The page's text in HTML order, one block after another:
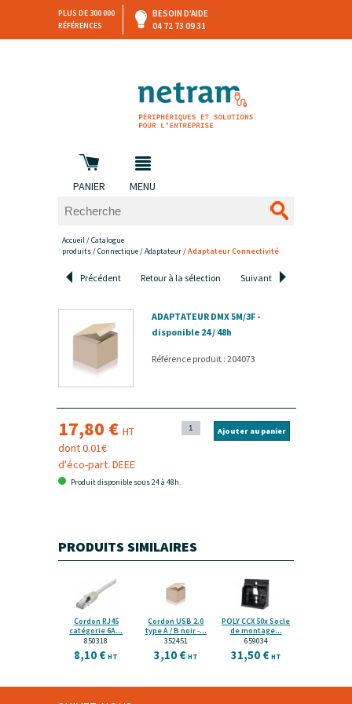
PLUS DE 300 000
RÉFÉRENCES
BESOIN D'AIDE
04 72 73 09 31
PANIER MENU
Accueil/Catalogue
produits/Connectique/Adaptateur/Adaptateur Connectivité
Précédent Retour à la sélection Suivant
ADAPTATEUR DMX 5M/3F -
disponible 24 / 48h
Référence produit : 204073
17,80 € HT
dont 0.01€
d'éco-part. DEEE
Ajouter au panier
Produit disponible sous 24 à 48h.
PRODUITS SIMILAIRES
Cordon RJ45
catégorie 6A...
850318
8,10 €HT
Cordon USB 2.0
type A / B noir -...
352451
3,10 € HT
POLY CCX 50x Socle
de montage...
659034
31,50 € HT